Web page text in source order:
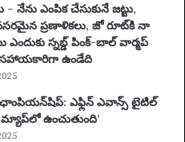
– నేను ఎంపిక చేసుకునే జట్టు,
ప్రణాళికలు, జో రూట్‌కి నా
స్నబ్డ్ పింక్-బాల్ వార్మప్
ఉండేది
ఛాంపియన్‌షిప్: ఎఫ్లిన్ ఎవాన్స్ టైటిల్
మ్యాప్‌లో ఉంచుతుంది’